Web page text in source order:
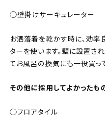
◯壁掛けサーキュレーター
お洒落着を乾かす時に、効率
ターを使います。壁に設置さ
てお風呂の換気にも一役買っ
その他に採用してよかったも
◯フロアタイル